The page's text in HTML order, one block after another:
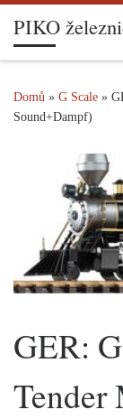
Skip to content
PIKO
Domů » G Scale »
Sound+Dampf)
GER: